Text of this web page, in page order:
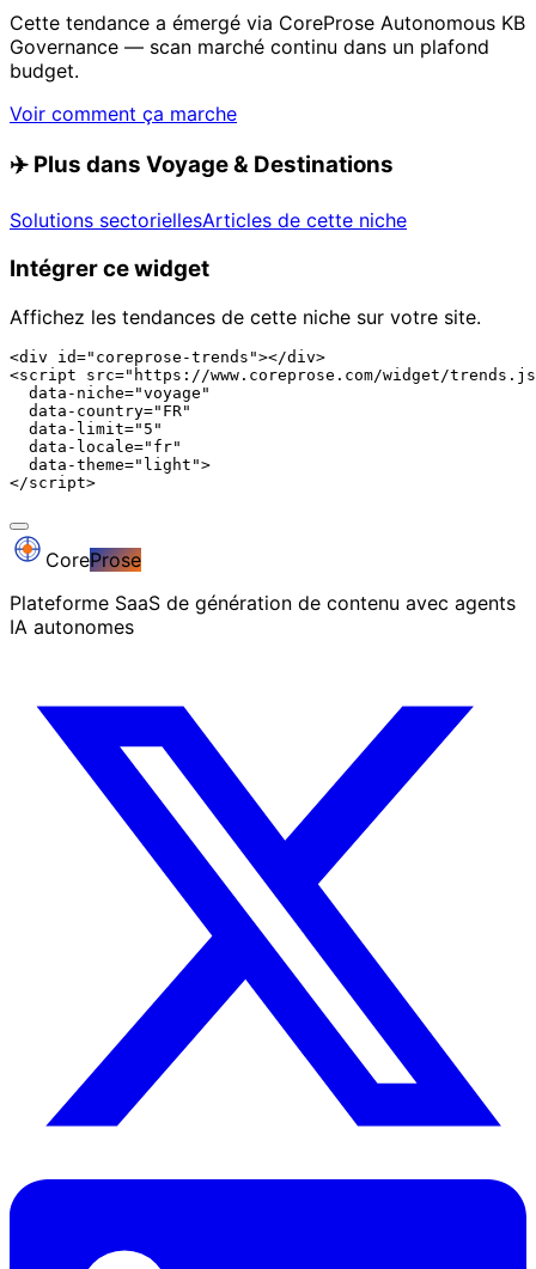
Cette tendance a émergé via CoreProse Autonomous KB
Governance — scan marché continu dans un plafond
budget.
Voir comment ça marche
✈️ Plus dans Voyage & Destinations
Solutions sectoriellesArticles de cette niche
Intégrer ce widget
Affichez les tendances de cette niche sur votre site.
<div id="coreprose-trends"></div>
<script src="https://www.coreprose.com/widget/
  data-niche="voyage"
  data-country="FR"
  data-limit="5"
  data-locale="fr"
  data-theme="light">
</script>
CoreProse
Plateforme SaaS de génération de contenu avec agents
IA autonomes